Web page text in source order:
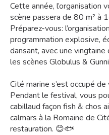
Cette année, l’organisation
scène passera de 80 m² à
Préparez-vous:
programmation explosive,
dansant, avec une
les scènes Globulus &
Cité marine s’est occupé
Pendant le festival, vous
cabillaud façon fish & chos
calmars à la Romaine de
restauration. 😊🐟